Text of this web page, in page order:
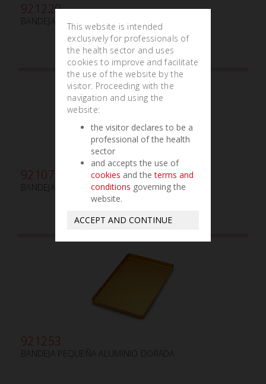
921220
BANDEJA PEQUEÑA
921073
BANDEJA MINI ALUMINIO ROJO
921253
BANDEJA PEQUEÑA ALUMINIO DORADA
This website is intended
exclusively for professionals of
the health sector and uses
cookies to improve and facilitate
the use of the website by the
visitor. Proceeding with the
navigation and using the
website:
the visitor declares to be a
professional of the health
sector
and accepts the use of
cookies and theterms and
conditions governing the
website.
ACCEPT AND CONTINUE